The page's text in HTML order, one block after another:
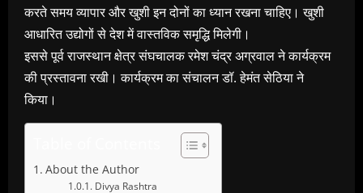
करते समय व्यापार और खुशी इन दोनों का ध्यान रखना चाहिए। खुशी
आधारित उद्योगों से देश में वास्तविक समृद्धि मिलेगी।
इससे पूर्व राजस्थान क्षेत्र संघचालक रमेश चंद्र अग्रवाल ने कार्यक्रम
की प्रस्तावना रखी। कार्यक्रम का संचालन डॉ. हेमंत सेठिया ने
किया।
About the Author
Divya Rashtra